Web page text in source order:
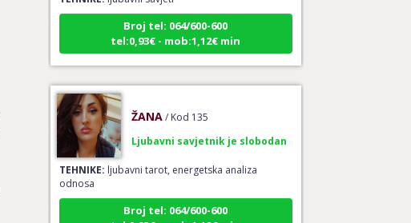
Broj tel: 064/600-600
tel:0,93€ - mob:1,12€ min
TEHNIKE:ljubavni tarot, energetska analiza
odnosa
Broj tel: 064/600-600
tel:0,93€ - mob:1,12€ min